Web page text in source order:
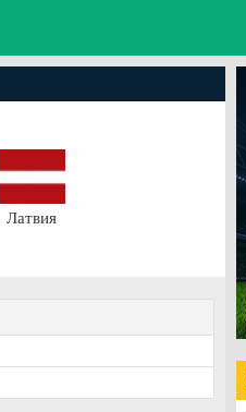
Латвия